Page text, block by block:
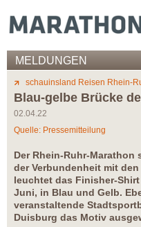
MELDUNGEN
schauinsland Reisen Rhein-
Blau-gelbe Brücke
02.04.22
Quelle: Pressemitteilung
Der Rhein-Ruhr-Marathon
der Verbundenheit mit
leuchtet das Finisher-
Juni, in Blau und Gelb.
veranstaltende
Duisburg das Motiv